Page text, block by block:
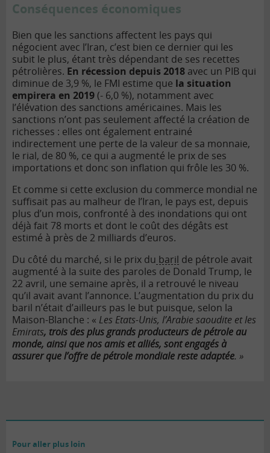
Conséquences économiques
Bien que les sanctions affectent les pays qui
négocient avec l’Iran, c’est bien ce dernier qui les
subit le plus, étant très dépendant de ses recettes
pétrolières. En récession depuis 2018 avec un PIB qui
diminue de 3,9 %, le FMI estime que la situation
empirera en 2019(- 6,0 %), notamment avec
l’élévation des sanctions américaines. Mais les
sanctions n’ont pas seulement affecté la création de
richesses : elles ont également entrainé
indirectement une perte de la valeur de sa monnaie,
le rial, de 80 %, ce qui a augmenté le prix de ses
importations et donc son inflation qui frôle les 30 %.
Et comme si cette exclusion du commerce mondial ne
suffisait pas au malheur de l’Iran, le pays est, depuis
plus d’un mois, confronté à des inondations qui ont
déjà fait 78 morts et dont le coût des dégâts est
estimé à près de 2 milliards d’euros.
Du côté du marché, si le prix du baril de pétrole avait
augmenté à la suite des paroles de Donald Trump, le
22 avril, une semaine après, il a retrouvé le niveau
qu’il avait avant l’annonce. L’augmentation du prix du
baril n’était d’ailleurs pas le but puisque, selon la
Maison-Blanche : « Les Etats-Unis, l’Arabie saoudite et les
Emirats, trois des plus grands producteurs de pétrole au
monde, ainsi que nos amis et alliés, sont engagés à
assurer que l’offre de pétrole mondiale reste adaptée. »
Pour aller plus loin